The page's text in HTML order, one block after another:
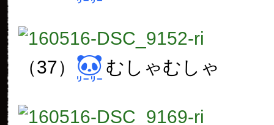
（37） むしゃむしゃ